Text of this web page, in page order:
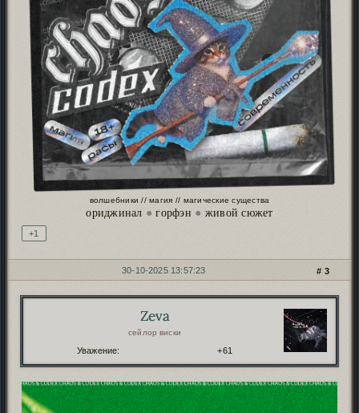
волшебники // магия // магические существа
ориджинал ● горфэн ● живой сюжет
+1
3
30-10-2025 13:57:23
Zeva
сейлор виски
Уважение: +61